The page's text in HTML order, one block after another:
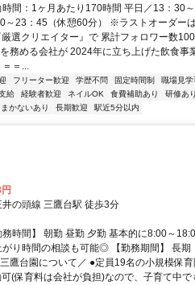
間：1ヶ月あたり170時間 平日／13：30
～23：45（休憩60分） ※ラストオーダー
選クリエイター』で 累計フォロワー数
務める会社が 2024年に立ち上げた飲食事
＝...
フリーター歓迎 学歴不問 固定時間制 職場見学
給 経験者歓迎 ネイルOK 食費補助あり 研修あり
まかないあり 長期歓迎 駅近5分以内
の頭線 三鷹台駅 徒歩3分
時間】 朝勤 昼勤 夕勤 基本的に8:00～
り時間の相談も可能◎ 【勤務期間】 長期
鷹台園について／ ●定員19名の小規模保
(保育料は会社が負担)なので、子育て中で